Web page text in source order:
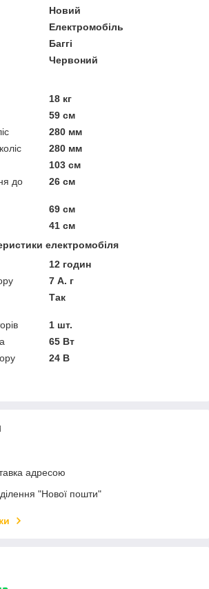
Новий
Електромобіль
Баггі
Червоний
18 кг
59 см
280 мм
280 мм
103 см
до
26 см
69 см
41 см
електромобіля
12 годин
7 А. г
Так
1 шт.
65 Вт
24 В
адресою
"Нової пошти"